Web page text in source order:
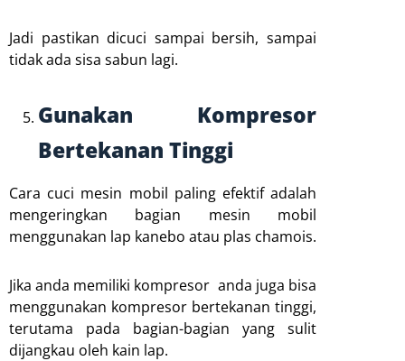
Jadi pastikan dicuci sampai bersih, sampai
tidak ada sisa sabun lagi.
Gunakan Kompresor
Bertekanan Tinggi
Cara cuci mesin mobil paling efektif adalah
mengeringkan bagian mesin mobil
menggunakan lap kanebo atau plas chamois.
Jika anda memiliki kompresor anda juga bisa
menggunakan kompresor bertekanan tinggi,
terutama pada bagian-bagian yang sulit
dijangkau oleh kain lap.